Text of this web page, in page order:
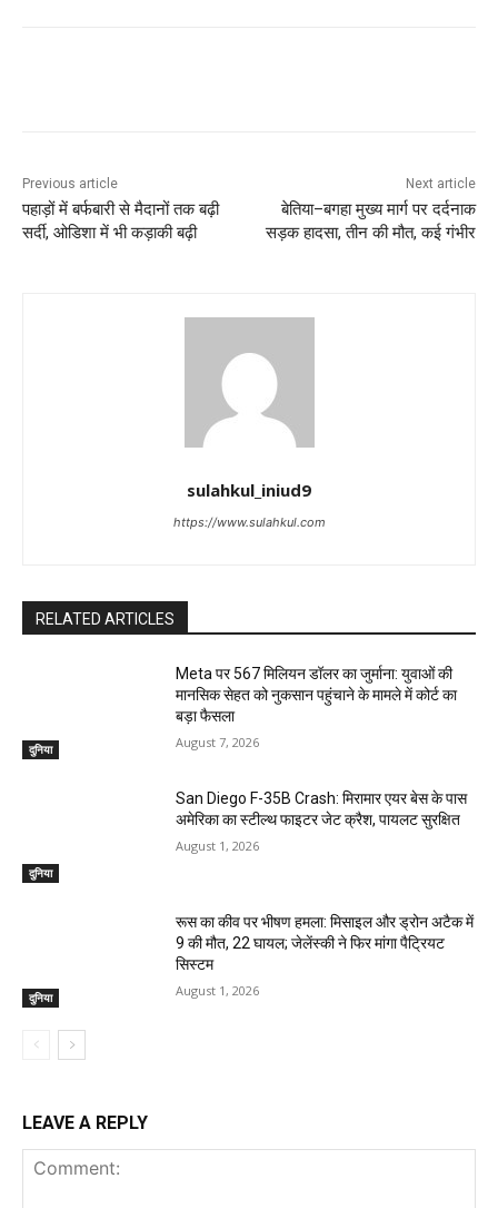
Previous article
पहाड़ों में बर्फबारी से मैदानों तक बढ़ी
सर्दी, ओडिशा में भी कड़ाकी बढ़ी
Next article
बेतिया–बगहा मुख्य मार्ग पर दर्दनाक
सड़क हादसा, तीन की मौत, कई गंभीर
sulahkul_iniud9
https://www.sulahkul.com
RELATED ARTICLES
दुनिया
Meta पर 567 मिलियन डॉलर का जुर्माना: युवाओं की
मानसिक सेहत को नुकसान पहुंचाने के मामले में कोर्ट का
बड़ा फैसला
August 7, 2026
दुनिया
San Diego F-35B Crash: मिरामार एयर बेस के पास
अमेरिका का स्टील्थ फाइटर जेट क्रैश, पायलट सुरक्षित
August 1, 2026
दुनिया
रूस का कीव पर भीषण हमला: मिसाइल और ड्रोन अटैक में
9 की मौत, 22 घायल; जेलेंस्की ने फिर मांगा पैट्रियट
सिस्टम
August 1, 2026
LEAVE A REPLY